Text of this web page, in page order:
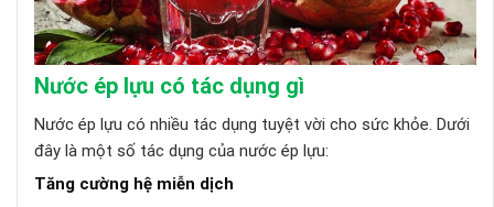
Nước ép lựu có tác dụng gì
Nước ép lựu có nhiều tác dụng tuyệt vời cho sức khỏe. Dưới
đây là một số tác dụng của nước ép lựu:
Tăng cường hệ miễn dịch